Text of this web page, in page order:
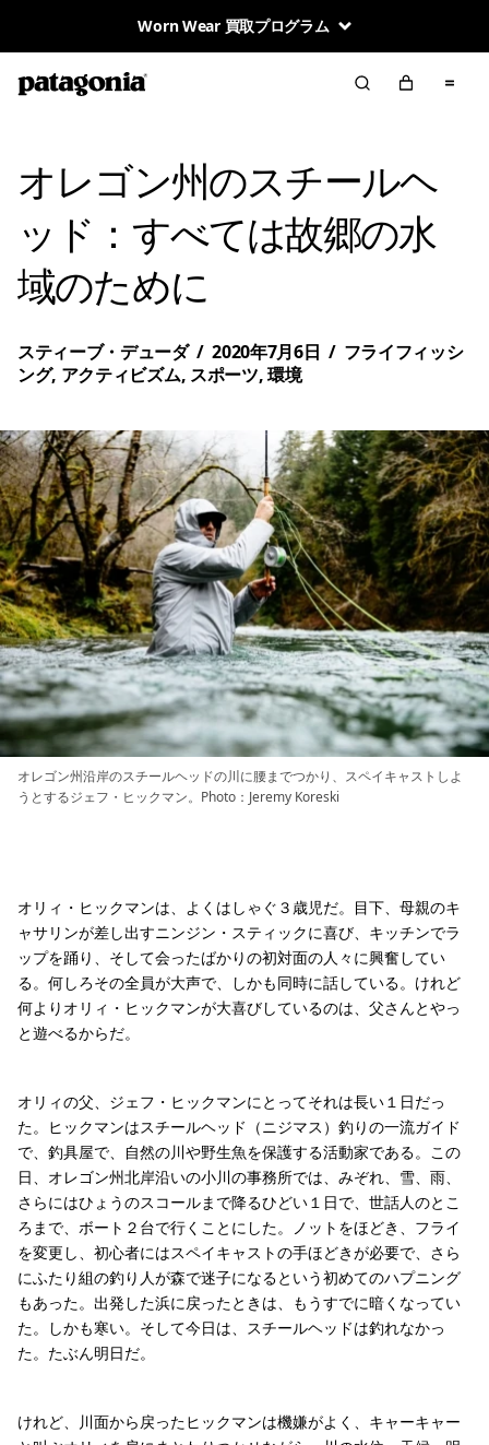
地球が私たちの唯一の株主
オレゴン州のスチールヘ
ッド：すべては故郷の水
域のために
スティーブ・デューダ / 2020年7月6日 / フライフィッシ
ング, アクティビズム, スポーツ,環境
オレゴン州沿岸のスチールヘッドの川に腰までつかり、スペイキャストしよ
うとするジェフ・ヒックマン。Photo：Jeremy Koreski
オリィ・ヒックマンは、よくはしゃぐ３歳児だ。目下、母親のキ
ャサリンが差し出すニンジン・スティックに喜び、キッチンでラ
ップを踊り、そして会ったばかりの初対面の人々に興奮してい
る。何しろその全員が大声で、しかも同時に話している。けれど
何よりオリィ・ヒックマンが大喜びしているのは、父さんとやっ
と遊べるからだ。
オリィの父、ジェフ・ヒックマンにとってそれは長い１日だっ
た。ヒックマンはスチールヘッド（ニジマス）釣りの一流ガイド
で、釣具屋で、自然の川や野生魚を保護する活動家である。この
日、オレゴン州北岸沿いの小川の事務所では、みぞれ、雪、雨、
さらにはひょうのスコールまで降るひどい１日で、世話人のとこ
ろまで、ボート２台で行くことにした。ノットをほどき、フライ
を変更し、初心者にはスペイキャストの手ほどきが必要で、さら
にふたり組の釣り人が森で迷子になるという初めてのハプニング
もあった。出発した浜に戻ったときは、もうすでに暗くなってい
た。しかも寒い。そして今日は、スチールヘッドは釣れなかっ
た。たぶん明日だ。
けれど、川面から戻ったヒックマンは機嫌がよく、キャーキャー